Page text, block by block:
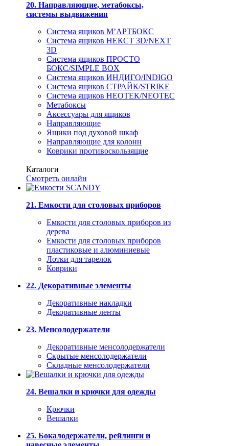
20. Направляющие, метабоксы,
системы выдвижения
Система ящиков М’АРТБОКС
Система ящиков НЕКСТ 3D/NEXT
3D
Система ящиков ПРОСТО
БОКС/SIMPLE BOX
Система ящиков ИНДИГО/INDIGO
Система ящиков СТРАЙК/STRIKE
Система ящиков НЕОТЕК/NEOTEC
Метабоксы
Аксессуары для ящиков
Направляющие
Ящики под духовой шкаф
Направляющие для колонн
Коврики противоскользящие
Каталоги
Смотреть онлайн
21. Емкости для столовых приборов
Емкости для столовых приборов из
дерева
Емкости для столовых приборов
пластиковые и алюминиевые
Лотки для тарелок
Коврики
22. Декоративные элементы
Декоративные накладки
Декоративные ленты
23. Менсолодержатели
Декоративные менсолодержатели
Скрытые менсолодержатели
Складные менсолодержатели
24. Вешалки и крючки для одежды
Крючки
Вешалки
25. Бокалодержатели, рейлинги и